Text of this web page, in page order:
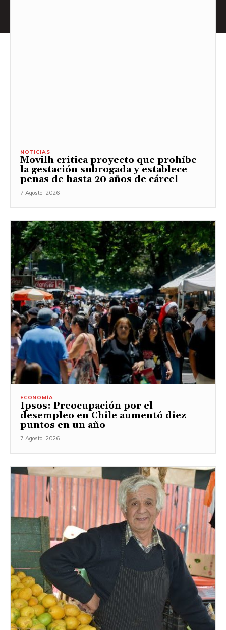
NOTICIAS
Movilh critica proyecto que prohíbe
la gestación subrogada y establece
penas de hasta 20 años de cárcel
7 Agosto, 2026
ECONOMÍA
Ipsos: Preocupación por el
desempleo en Chile aumentó diez
puntos en un año
7 Agosto, 2026